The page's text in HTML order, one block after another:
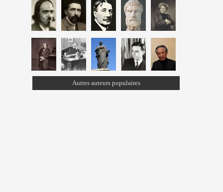
Autres auteurs populaires